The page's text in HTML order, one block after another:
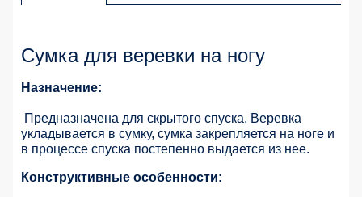
Сумка для веревки на ногу
Назначение:
Предназначена для скрытого спуска. Веревка
укладывается в сумку, сумка закрепляется на ноге и
в процессе спуска постепенно выдается из нее.
Конструктивные особенности: